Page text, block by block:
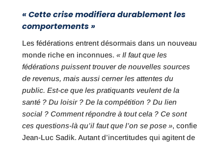
« Cette crise modifiera durablement les
comportements »
Les fédérations entrent désormais dans un nouveau
monde riche en inconnues. « Il faut que les
fédérations puissent trouver de nouvelles sources
de revenus, mais aussi cerner les attentes du
public. Est-ce que les pratiquants veulent de la
santé ? Du loisir ? De la compétition ? Du lien
social ? Comment répondre à tout cela ? Ce sont
ces questions-là qu’il faut que l’on se pose », confie
Jean-Luc Sadik. Autant d’incertitudes qui agitent de